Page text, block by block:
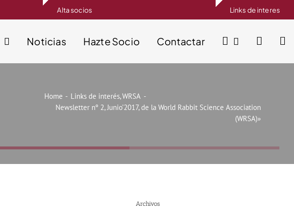
Alta socios Links de interes
Noticias Hazte Socio Contactar
Home Links de interés WRSA
Newsletter nº 2, Junio’2017, de la World Rabbit Science Association
(WRSA)»
Archivos